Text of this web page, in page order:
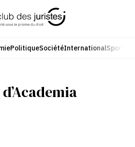
PolitiqueSociétéInternationalSport